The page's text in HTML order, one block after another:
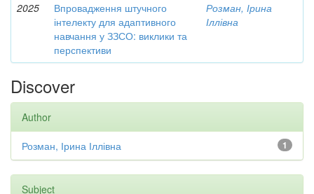
2025
Впровадження штучного
інтелекту для адаптивного
навчання у ЗЗСО: виклики та
перспективи
Розман, Ірина
Іллівна
Discover
Author
1
Розман, Ірина Іллівна
Subject